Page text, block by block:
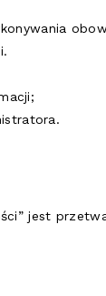
jest